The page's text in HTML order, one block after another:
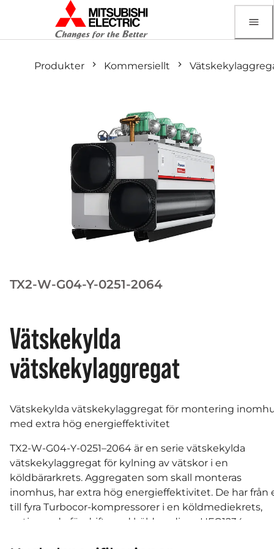
Produkter Kommersiellt
TX2-W-G04-Y-0251-2064
Vätskekylda
vätskekylaggregat
Vätskekylda vätskekylaggregat för montering
med extra hög energieffektivitet
TX2-W-G04-Y-0251–2064 är en serie vätskekylda
vätskekylaggregat för kylning av vätskor i en
köldbärarkrets. Aggregaten som skall monteras
inomhus, har extra hög energieffektivitet. De har från
till fyra Turbocor-kompressorer i en köldmediekrets,
optimerade för drift med köldmedium HFO1234ze,